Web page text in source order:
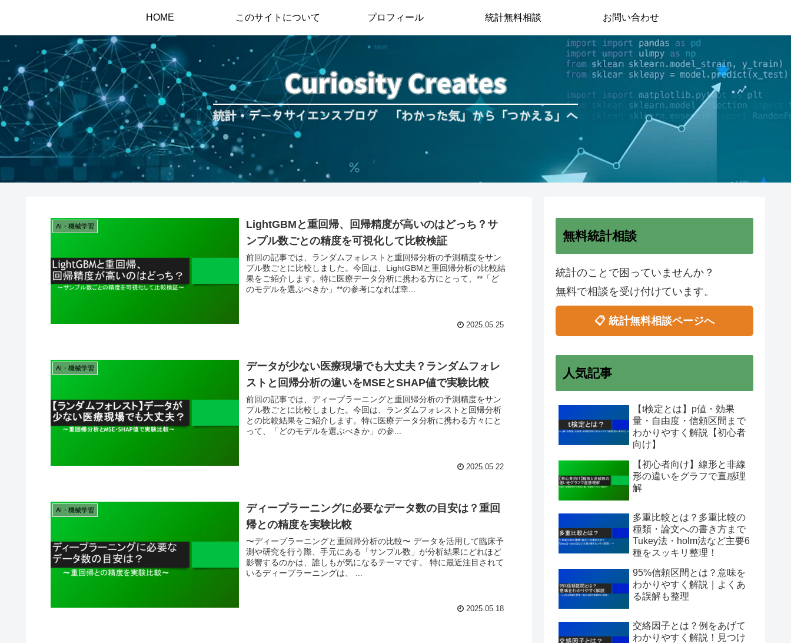
HOME このサイトについて プロフィール 統計無料相談 お問い合わせ
AI・機械学習
LightGBMと重回帰、回帰精度が高いのはどっち？サ
ンプル数ごとの精度を可視化して比較検証
前回の記事では、ランダムフォレストと重回帰分析の予測精度をサン
プル数ごとに比較しました。今回は、LightGBMと重回帰分析の比較結
果をご紹介します。特に医療データ分析に携わる方にとって、**「ど
のモデルを選ぶべきか」**の参考になれば幸...
2025.05.25
AI・機械学習
データが少ない医療現場でも大丈夫？ランダムフォレ
ストと回帰分析の違いをMSEとSHAP値で実験比較
前回の記事では、ディープラーニングと重回帰分析の予測精度をサン
プル数ごとに比較しました。今回は、ランダムフォレストと回帰分析
との比較結果をご紹介します。特に医療データ分析に携わる方々にと
って、「どのモデルを選ぶべきか」の参...
2025.05.22
AI・機械学習
ディープラーニングに必要なデータ数の目安は？重回
帰との精度を実験比較
〜ディープラーニングと重回帰分析の比較〜 データを活用して臨床予
測や研究を行う際、手元にある「サンプル数」が分析結果にどれほど
影響するのかは、誰しもが気になるテーマです。 特に最近注目されて
いるディープラーニングは、 ...
2025.05.18
無料統計相談
統計のことで困っていませんか？
無料で相談を受け付けています。
📋 統計無料相談ページへ
人気記事
【t検定とは】p値・効果
量・自由度・信頼区間まで
わかりやすく解説【初心者
向け】
【初心者向け】線形と非線
形の違いをグラフで直感理
解
多重比較とは？多重比較の
種類・論文への書き方まで
Tukey法・holm法など主要6
種をスッキリ整理！
95%信頼区間とは？意味を
わかりやすく解説｜よくあ
る誤解も整理
交絡因子とは？例をあげて
わかりやすく解説！見つけ